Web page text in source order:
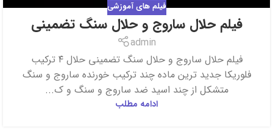
فیلم های آموزشی
فیلم حلال ساروج و حلال سنگ تضمینی
admin
فیلم حلال ساروج و حلال سنگ تضمینی حلال ۴ ترکیب
فلوریکا جدید ترین ماده چند ترکیب خورنده ساروج و سنگ
متشکل از چند اسید ضد ساروج و سنگ و ک...
ادامه مطلب